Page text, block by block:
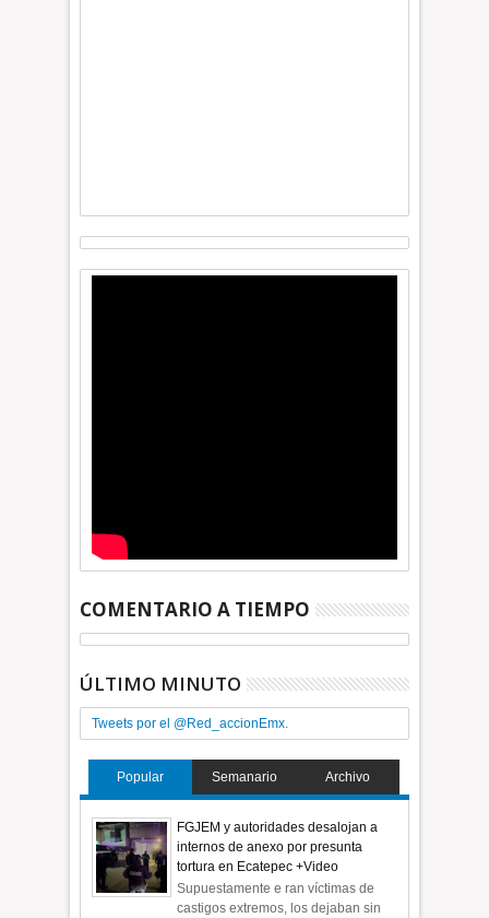
COMENTARIO A TIEMPO
ÚLTIMO MINUTO
Tweets por el @Red_accionEmx.
Popular Semanario Archivo
FGJEM y autoridades desalojan a
internos de anexo por presunta
tortura en Ecatepec +Video
Supuestamente e ran víctimas de
castigos extremos, los dejaban sin